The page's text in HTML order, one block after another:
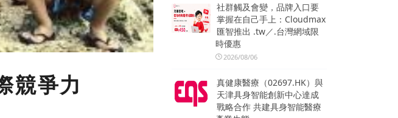
競爭力
社群觸及會變，品牌入口要
掌握在自己手上：Cloudmax
匯智推出 .tw／.台灣網域限
時優惠
2026/08/06
真健康醫療（02697.HK）與
天津具身智能創新中心達成
戰略合作 共建具身智能醫療